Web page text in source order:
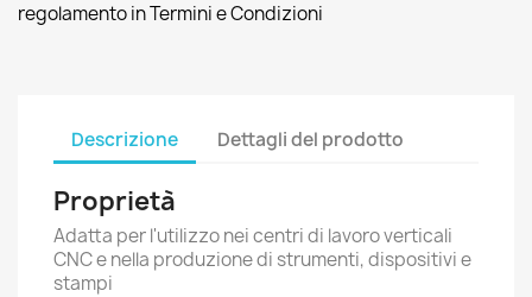
regolamento in Termini e Condizioni
Descrizione Dettagli del prodotto
Proprietà
Adatta per l'utilizzo nei centri di lavoro verticali
CNC e nella produzione di strumenti, dispositivi e
stampi